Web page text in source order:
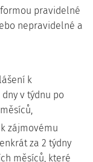
pravidelné
nepravidelné a
k
v týdnu po
zájmovému
za 2 týdny
měsíců, které